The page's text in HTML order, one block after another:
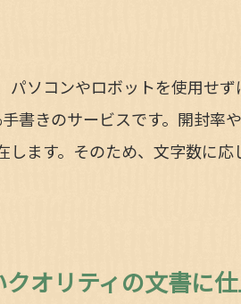
ソコンやロボットを使用せ
書きのサービスです。開封率
ます。そのため、文字数に
クオリティの文書に